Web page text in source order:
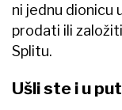
ni jednu dionicu
prodati ili
Splitu.
Ušli ste i u